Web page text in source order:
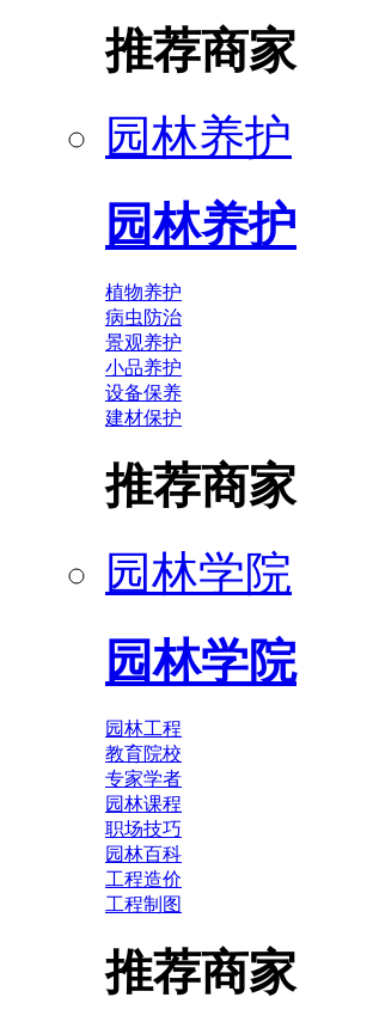
推荐商家
园林养护
园林养护
植物养护
病虫防治
景观养护
小品养护
设备保养
建材保护
推荐商家
园林学院
园林学院
园林工程
教育院校
专家学者
园林课程
职场技巧
园林百科
工程造价
工程制图
推荐商家